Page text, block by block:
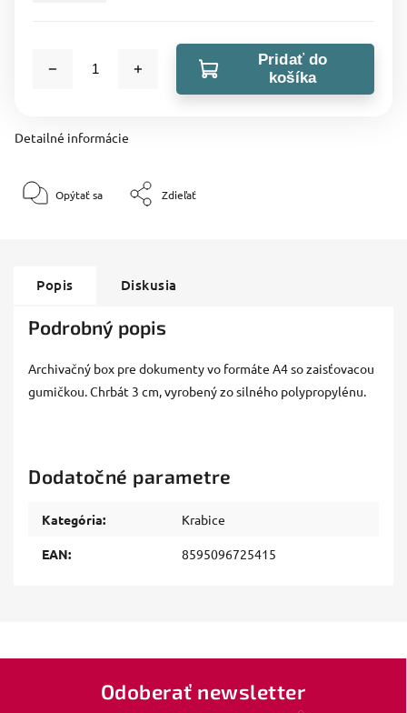
Pridať do
košíka
Detailné informácie
Opýtať sa Zdieľať
Popis Diskusia
Podrobný popis
Archivačný box pre dokumenty vo formáte A4 so zaisťovacou
gumičkou. Chrbát 3 cm, vyrobený zo silného polypropylénu.
Dodatočné parametre
Kategória: Krabice
EAN: 8595096725415
Odoberať newsletter